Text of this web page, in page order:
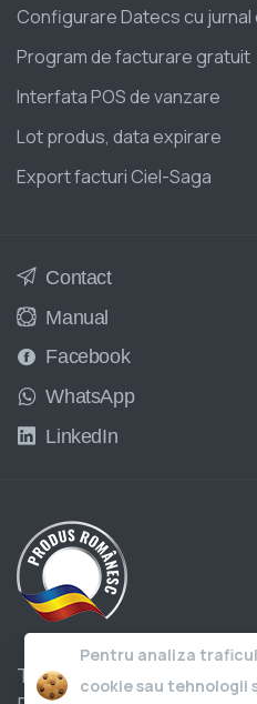
Configurare Datecs cu
Program de facturare gratuit
Interfata POS de vanzare
Lot produs, data expirare
Export facturi Ciel-Saga
Contact
Manual
Facebook
WhatsApp
LinkedIn
Toate drepturile
Pentru analiza
cookie sau tehnologii